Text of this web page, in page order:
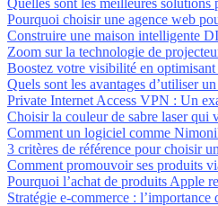
Quelles sont les meilleures solutions
Pourquoi choisir une agence web
Construire une maison intelligente
Zoom sur la technologie de
Boostez votre visibilité en
Quels sont les avantages d’utiliser
Private Internet Access VPN : Un
Choisir la couleur de sabre laser qui
Comment un logiciel comme
3 critères de référence pour choisir
Comment promouvoir ses produits
Pourquoi l’achat de produits Apple
Stratégie e-commerce : l’importance